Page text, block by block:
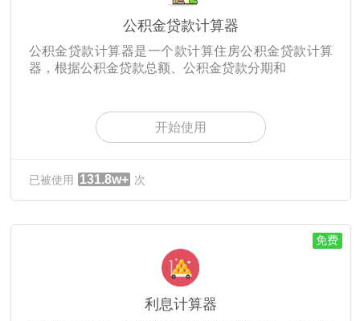
公积金贷款计算器
公积金贷款计算器是一个款计算住房公积金贷款计算
器，根据公积金贷款总额、公积金贷款分期和
开始使用
已被使用 131.8w+ 次
免费
利息计算器